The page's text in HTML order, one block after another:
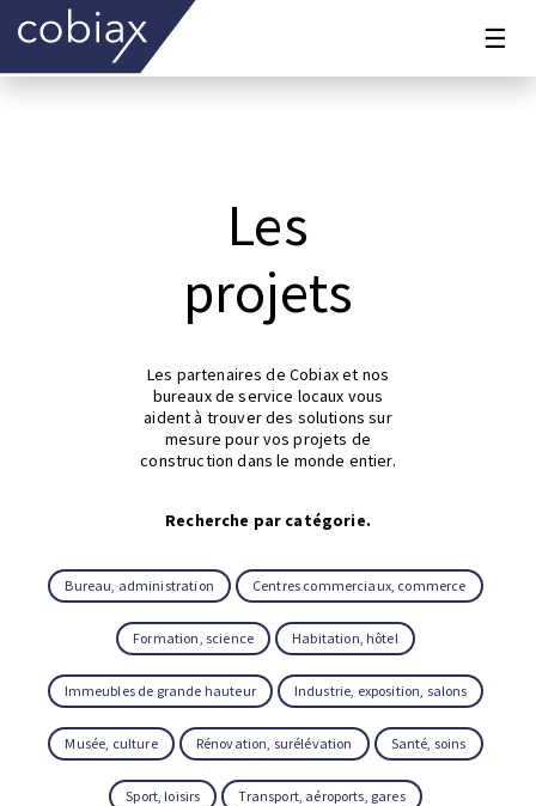
☰
Les
projets
Les partenaires de Cobiax et nos
bureaux de service locaux vous
aident à trouver des solutions sur
mesure pour vos projets de
construction dans le monde entier.
Recherche par catégorie.
Bureau, administration Centres commerciaux, commerce
Formation, science Habitation, hôtel
Immeubles de grande hauteur Industrie, exposition, salons
Musée, culture Rénovation, surélévation Santé, soins
Sport, loisirs Transport, aéroports, gares